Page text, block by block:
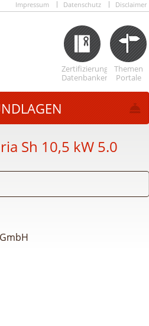
Impressum Datenschutz Disclaimer
Zertifizierungs
Datenbanken
Themen
Portale
Sh 10,5 kW 5.0